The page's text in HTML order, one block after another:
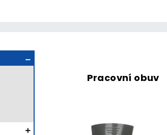


Pracovní obuv